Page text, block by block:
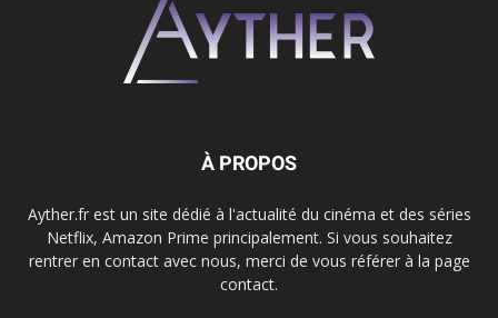
À PROPOS
Ayther.fr est un site dédié à l'actualité du cinéma et des séries
Netflix, Amazon Prime principalement. Si vous souhaitez
rentrer en contact avec nous, merci de vous référer à la page
contact.